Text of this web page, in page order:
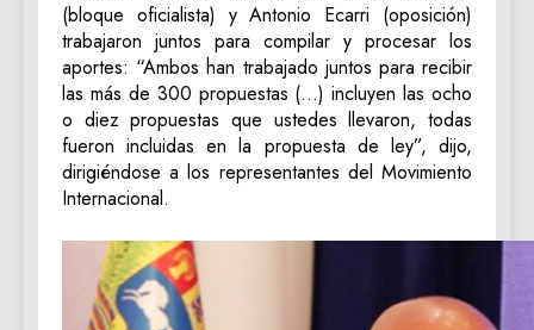
(bloque oficialista) y Antonio Ecarri (oposición)
trabajaron juntos para compilar y procesar los
aportes: “Ambos han trabajado juntos para recibir
las más de 300 propuestas (…) incluyen las ocho
o diez propuestas que ustedes llevaron, todas
fueron incluidas en la propuesta de ley”, dijo,
dirigiéndose a los representantes del Movimiento
Internacional.